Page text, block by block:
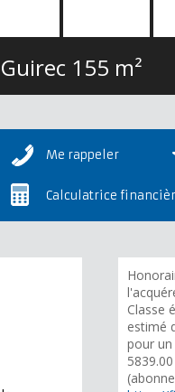
155 m²
Me rappeler
Calculatrice
Classe
estimé
pour